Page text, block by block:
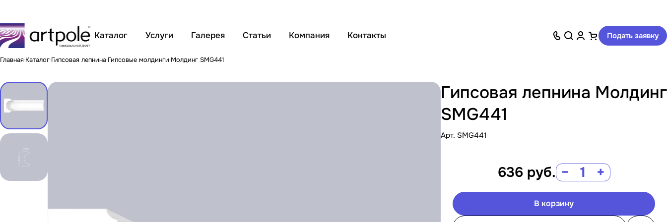
Каталог Услуги Галерея Статьи Компания Контакты Подать заявку
Главная Каталог Гипсовая лепнина Гипсовые молдинги Молдинг SMG441
Гипсовая лепнина Молдинг
SMG441
Арт. SMG441
636 руб. − +
В корзину